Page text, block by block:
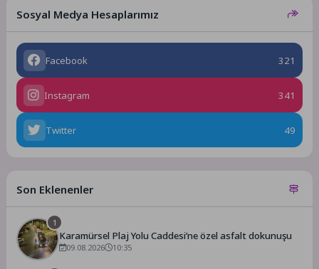
Sosyal Medya Hesaplarımız
Facebook 321
Instagram 341
Twitter 49
Son Eklenenler
1
Karamürsel Plaj Yolu Caddesi’ne özel asfalt dokunuşu
09.08.2026 10:35